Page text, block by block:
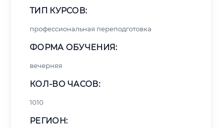
ТИП КУРСОВ:
профессиональная переподготовка
ФОРМА ОБУЧЕНИЯ:
вечерняя
КОЛ-ВО ЧАСОВ:
1010
РЕГИОН: